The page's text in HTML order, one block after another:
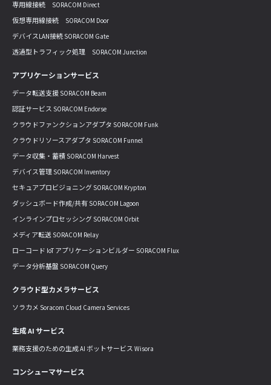
専用線接続 SORACOM Direct
仮想専用線接続 SORACOM Door
デバイスLAN接続 SORACOM Gate
透過型トラフィック処理 SORACOM Junction
アプリケーションサービス
データ転送支援 SORACOM Beam
認証サービス SORACOM Endorse
クラウドファンクションアダプタ SORACOM Funk
クラウドリソースアダプタ SORACOM Funnel
データ収集・蓄積 SORACOM Harvest
デバイス管理 SORACOM Inventory
セキュアプロビジョニング SORACOM Krypton
ダッシュボード作成/共有 SORACOM Lagoon
インラインプロセッシング SORACOM Orbit
メディア転送 SORACOM Relay
ローコード IoT アプリケーションビルダー SORACOM Flux
データ分析基盤 SORACOM Query
クラウド型カメラサービス
ソラカメ Soracom Cloud Camera Services
生成 AI サービス
業務支援のための生成 AI ボットサービス Wisora
コンシューマサービス